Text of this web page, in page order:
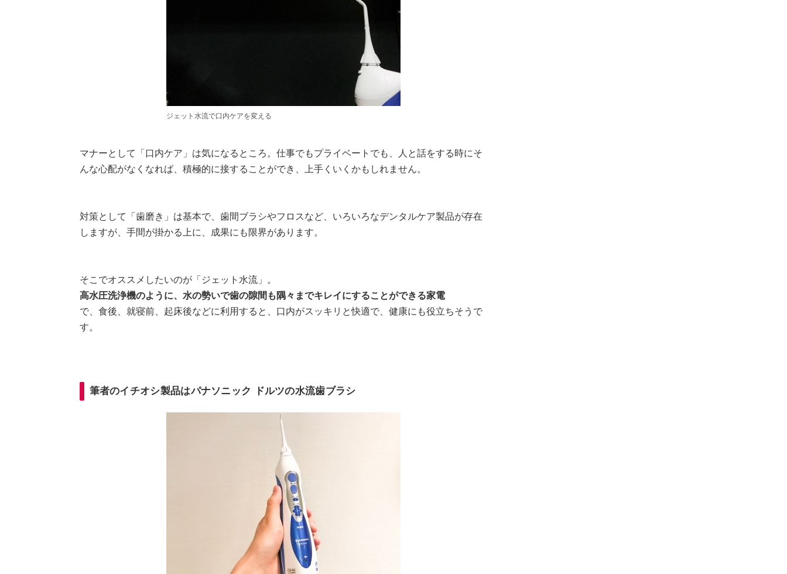
ジェット水流で口内ケアを変える
マナーとして「口内ケア」は気になるところ。仕事でもプライベートでも、人と話をする時にそ
んな心配がなくなれば、積極的に接することができ、上手くいくかもしれません。
対策として「歯磨き」は基本で、歯間ブラシやフロスなど、いろいろなデンタルケア製品が存在
しますが、手間が掛かる上に、成果にも限界があります。
そこでオススメしたいのが「ジェット水流」。
高水圧洗浄機のように、水の勢いで歯の隙間も隅々までキレイにすることができる家電
で、食後、就寝前、起床後などに利用すると、口内がスッキリと快適で、健康にも役立ちそうで
す。
筆者のイチオシ製品はパナソニック ドルツの水流歯ブラシ